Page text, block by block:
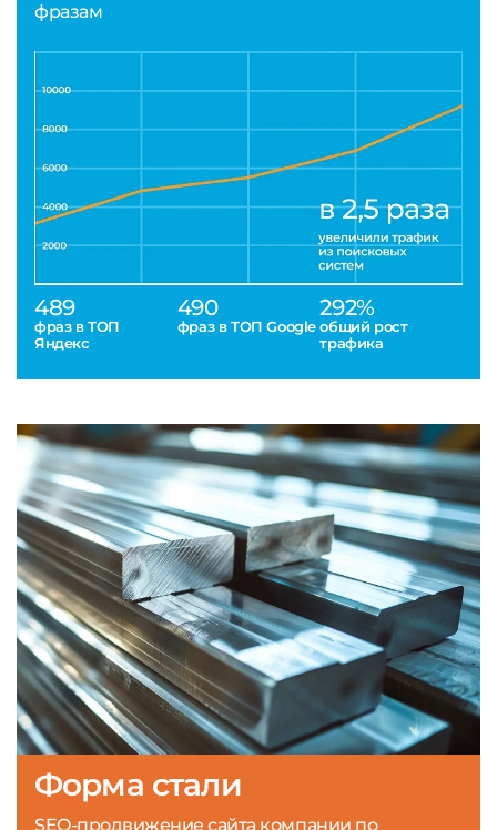
фразам
489
фраз в ТОП
Яндекс
490
фраз в ТОП Google
292%
общий рост
трафика
Форма стали
SEO-продвижение сайта компании по